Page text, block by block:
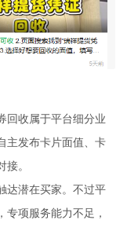
回收属于平台细分业
主发布卡片面值、卡
。
达潜在买家。不过平
项服务能力不足，